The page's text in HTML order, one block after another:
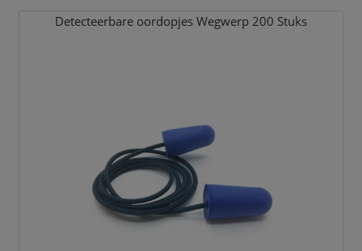
Detecteerbare oordopjes Wegwerp 200 Stuks